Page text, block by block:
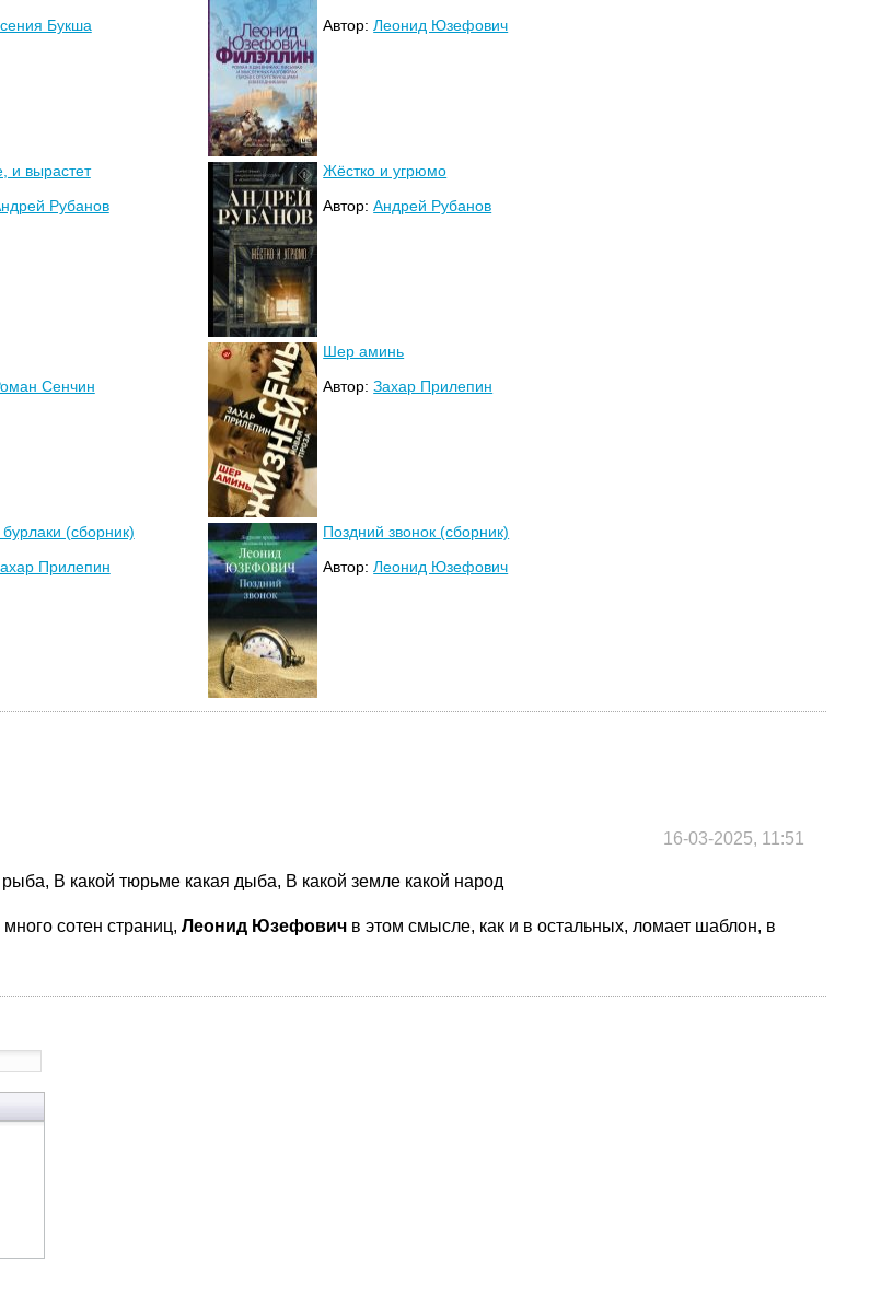
Букша
Автор:Леонид Юзефович
и вырастет
Рубанов
Жёстко и угрюмо
Автор:Андрей Рубанов
Сенчин
Шер аминь
Автор:Захар Прилепин
(сборник)
Прилепин
Поздний звонок (сборник)
Автор:Леонид Юзефович
16-03-2025, 11:51
В какой тюрьме какая дыба, В какой земле какой народ
сотен страниц,Леонид Юзефович в этом смысле, как и в остальных, ломает шаблон, в